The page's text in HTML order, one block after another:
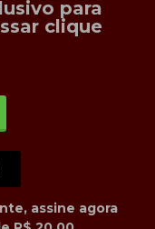
para
clique
assine agora